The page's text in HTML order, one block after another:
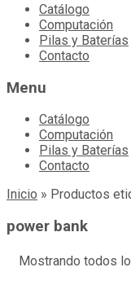
Catálogo
Computación
Pilas y Baterías
Contacto
Menu
Catálogo
Computación
Pilas y Baterías
Contacto
Inicio » Productos
power bank
Mostrando todos